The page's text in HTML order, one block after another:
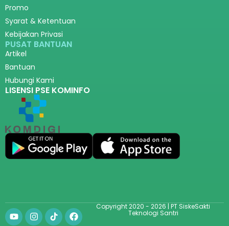
Promo
Syarat & Ketentuan
Kebijakan Privasi
PUSAT BANTUAN
Artikel
Bantuan
Hubungi Kami
LISENSI PSE KOMINFO
Copyright 2020 - 2026 | PT SiskeSakti
Teknologi Santri